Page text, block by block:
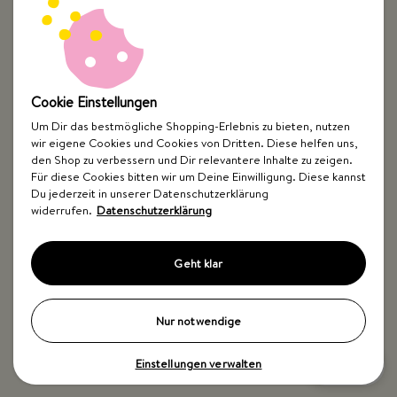
Top Kategorien
Just Spices
Impressum WiderrufsbelehrungDatenschutzBarrierefreiheit
Cookie Einstellungen
Um Dir das bestmögliche Shopping-Erlebnis zu bieten, nutzen
wir eigene Cookies und Cookies von Dritten. Diese helfen uns,
den Shop zu verbessern und Dir relevantere Inhalte zu zeigen.
Für diese Cookies bitten wir um Deine Einwilligung. Diese kannst
Du jederzeit in unserer Datenschutzerklärung
widerrufen. Datenschutzerklärung
Geht klar
Nur notwendige
Einstellungen verwalten